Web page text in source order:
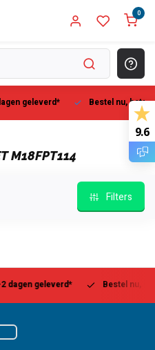
0
geleverd* Bestel nu, betaal
M18FPT114
Filters
geleverd* Bestel nu, betaal
9.6